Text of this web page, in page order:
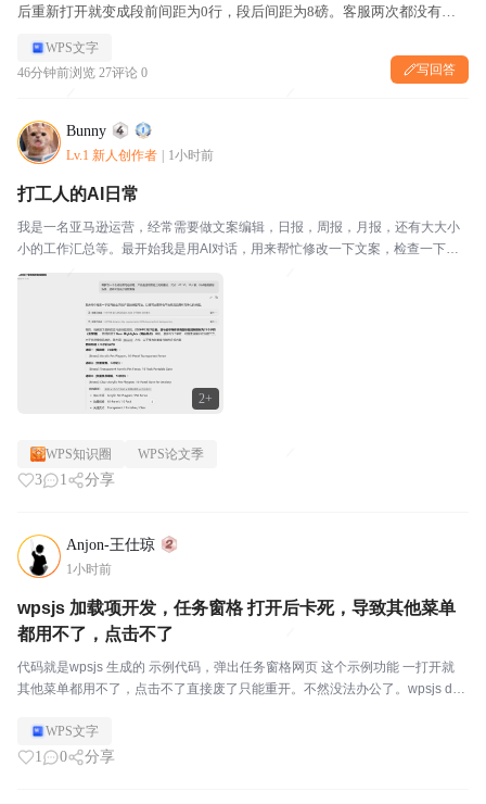
后重新打开就变成段前间距为0行，段后间距为8磅。客服两次都没有解
WPS文字
46分钟前浏览 27评论 0 写回答
Bunny
Lv.1 新人创作者 1小时前
2+
打工人的AI日常
我是一名亚马逊运营，经常需要做文案编辑，日报，周报，月报，还有大大小
小的工作汇总等。最开始我是用AI对话，用来帮忙修改一下文案，检查一下是
否有单词错误等等。其实大家都知道，亚马逊的工作都很重复，所以对于日报
那些，以前我都是绞尽脑汁自己写，或者和同事们互帮互...
WPS知识圈 WPS论文季
3 1 分享
Anjon-王仕琼
1小时前
wpsjs 加载项开发，任务窗格 打开后卡死，导致其他菜单
都用不了，点击不了
代码就是wpsjs 生成的 示例代码，弹出任务窗格网页 这个示例功能 一打开就
其他菜单都用不了，点击不了直接废了只能重开。不然没法办公了。wpsjs deb
吗？另外一个情况就是5-6...
WPS文字
1 0 分享